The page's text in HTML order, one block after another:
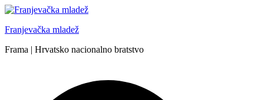
Skip
content
Franjevačka mladež
Frama | Hrvatsko nacionalno bratstvo